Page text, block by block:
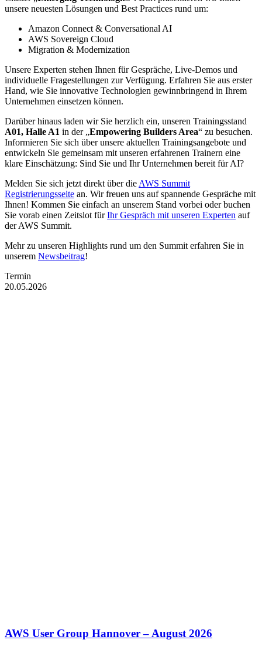
unsere neuesten Lösungen und Best Practices rund um:
Amazon Connect & Conversational AI
AWS Sovereign Cloud
Migration & Modernization
Unsere Experten stehen Ihnen für Gespräche, Live-Demos und
individuelle Fragestellungen zur Verfügung. Erfahren Sie aus erster
Hand, wie Sie innovative Technologien gewinnbringend in Ihrem
Unternehmen einsetzen können.
Darüber hinaus laden wir Sie herzlich ein, unseren Trainingsstand
A01, Halle A1 in der „Empowering Builders Area“ zu besuchen.
Informieren Sie sich über unsere aktuellen Trainingsangebote und
entwickeln Sie gemeinsam mit unseren erfahrenen Trainern eine
klare Einschätzung: Sind Sie und Ihr Unternehmen bereit für AI?
Melden Sie sich jetzt direkt über dieAWS Summit
Registrierungsseite an. Wir freuen uns auf spannende Gespräche mit
Ihnen! Kommen Sie einfach an unserem Stand vorbei oder buchen
Sie vorab einen Zeitslot fürIhr Gespräch mit unseren Experten auf
der AWS Summit.
Mehr zu unseren Highlights rund um den Summit erfahren Sie in
unserem Newsbeitrag!
Termin
20.05.2026
AWS User Group Hannover – August 2026